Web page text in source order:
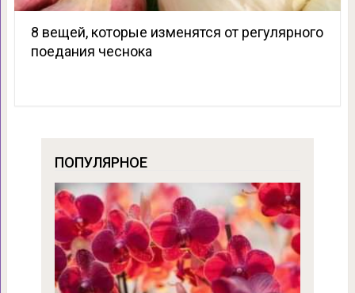
8 вещей, которые изменятся от регулярного
поедания чеснока
ПОПУЛЯРНОЕ